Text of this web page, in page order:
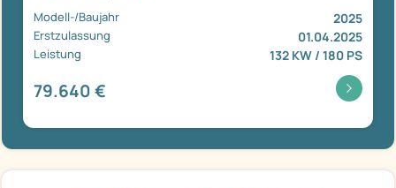
Modell-/Baujahr 2025
Erstzulassung 01.04.2025
Leistung 132 KW / 180 PS
79.640 €